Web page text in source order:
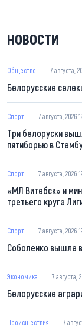
НОВОСТИ
Общество 7 августа,
Белорусские
Спорт 7 августа, 2026
Три белоруски
пятиборью в
Спорт 7 августа, 2026
«МЛ Витебск» и
третьего круга
Спорт 7 августа, 2026
Соболенко вышла
Экономика 7 августа,
Белорусские
Происшествия 7